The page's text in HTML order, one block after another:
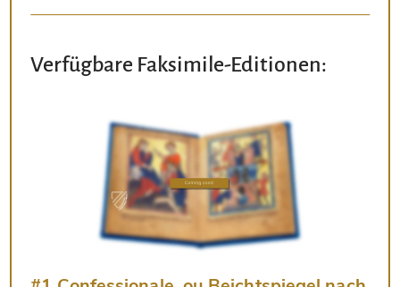
Verfügbare Faksimile-Editionen: